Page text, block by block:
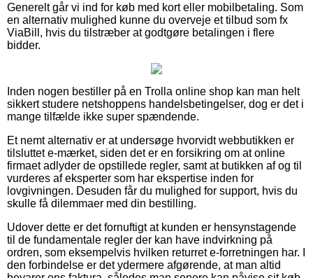
Generelt går vi ind for køb med kort eller mobilbetaling. Som
en alternativ mulighed kunne du overveje et tilbud som fx
ViaBill, hvis du tilstræber at godtgøre betalingen i flere
bidder.
Inden nogen bestiller på en Trolla online shop kan man helt
sikkert studere netshoppens handelsbetingelser, dog er det i
mange tilfælde ikke super spændende.
Et nemt alternativ er at undersøge hvorvidt webbutikken er
tilsluttet e-mærket, siden det er en forsikring om at online
firmaet adlyder de opstillede regler, samt at butikken af og til
vurderes af eksperter som har ekspertise inden for
lovgivningen. Desuden får du mulighed for support, hvis du
skulle få dilemmaer med din bestilling.
Udover dette er det fornuftigt at kunden er hensynstagende
til de fundamentale regler der kan have indvirkning på
ordren, som eksempelvis hvilken returret e-forretningen har. I
den forbindelse er det ydermere afgørende, at man altid